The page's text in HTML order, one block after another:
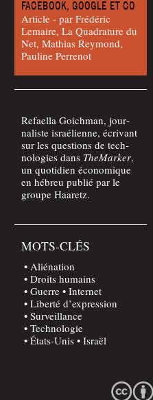
FACEBOOK, GOOGLE ET CO
Article - par Frédéric
Lemaire, La Quadrature du
Net, Mathias Reymond,
Pauline Perrenot
Refael­la Goich­man, jour­
na­liste israé­lienne, écri­vant
sur les ques­tions de tech­
no­lo­gies dans The­Mar­ker,
un quo­ti­dien éco­no­mique
en hébreu publié par le
groupe Haaretz.
MOTS-CLÉS
Aliénation
Droits humains
Guerre
Internet
Liberté d’expression
Surveillance
Technologie
États-Unis
Israël